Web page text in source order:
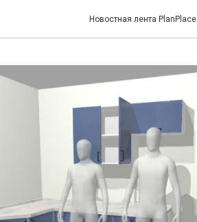
Новостная лента PlanPlace